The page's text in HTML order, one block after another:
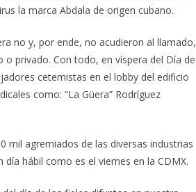
la marca Abdala de origen cubano.
no y, por ende, no acudieron al llamado,
privado. Con todo, en víspera del Día de
cetemistas en el lobby del edificio
como: “La Güera” Rodríguez
mil agremiados de las diversas industrias
hábil como es el viernes en la CDMX.